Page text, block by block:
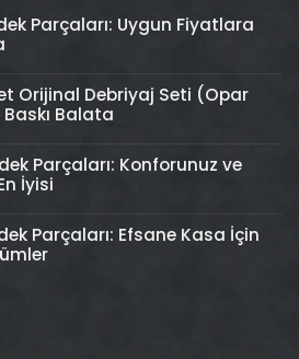
Parçaları: Uygun Fiyatlara
Orijinal Debriyaj Seti (Opar
Balata
Parçaları: Konforunuz ve
İyisi
Parçaları: Efsane Kasa İçin